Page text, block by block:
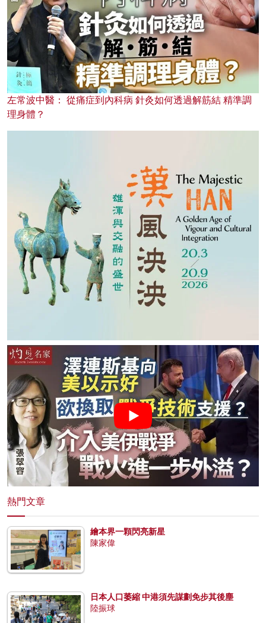
左常波中醫： 從痛症到內科病 針灸如何透過解筋結 精準調
理身體？
熱門文章
繪本界一顆閃亮新星
陳家偉
日本人口萎縮 中港須先謀劃免步其後塵
陸振球